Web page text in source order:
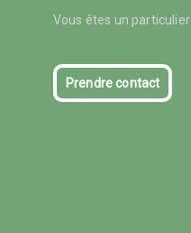
Vous êtes un particulier
Prendre contact